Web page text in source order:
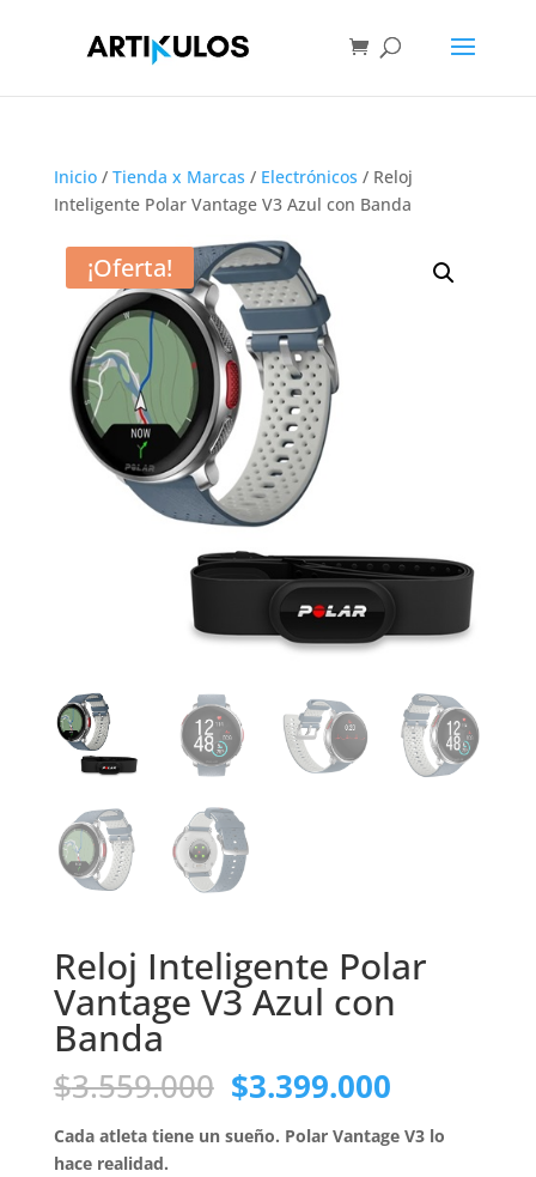
Inicio/ Tienda x Marcas / Electrónicos / Reloj
Inteligente Polar Vantage V3 Azul con Banda
¡Oferta!
Reloj Inteligente Polar
Vantage V3 Azul con
Banda
$3.559.000 El
precio
original
$3.399.000El
actual
Cada atleta tiene un sueño. Polar Vantage V3 lo
hace realidad.